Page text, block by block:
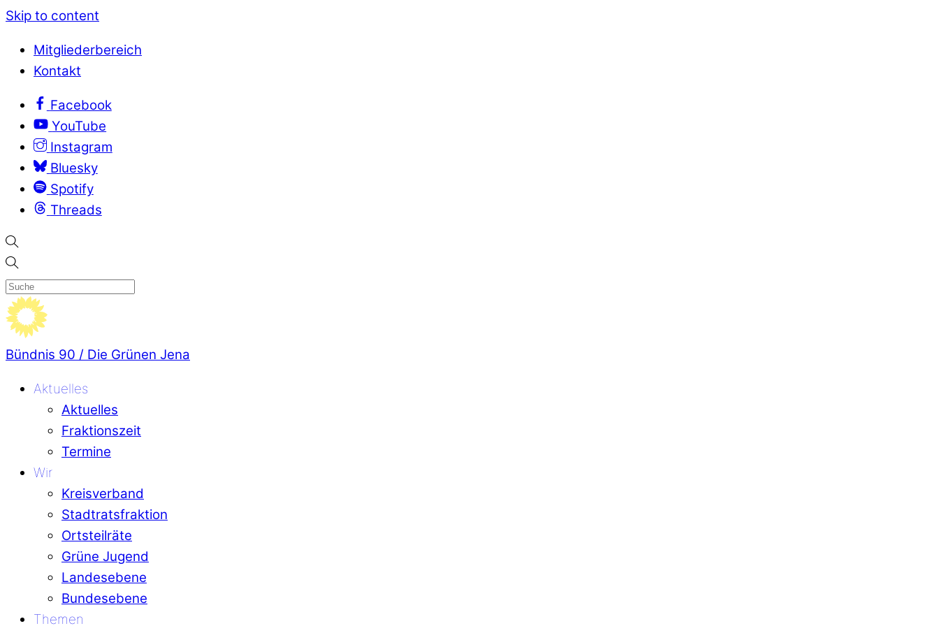
Skip to content
Mitgliederbereich
Kontakt
Facebook
YouTube
Instagram
Bluesky
Spotify
Threads
Bündnis 90 / Die Grünen Jena
Aktuelles
Aktuelles
Fraktionszeit
Termine
Wir
Kreisverband
Stadtratsfraktion
Ortsteilräte
Grüne Jugend
Landesebene
Bundesebene
Themen